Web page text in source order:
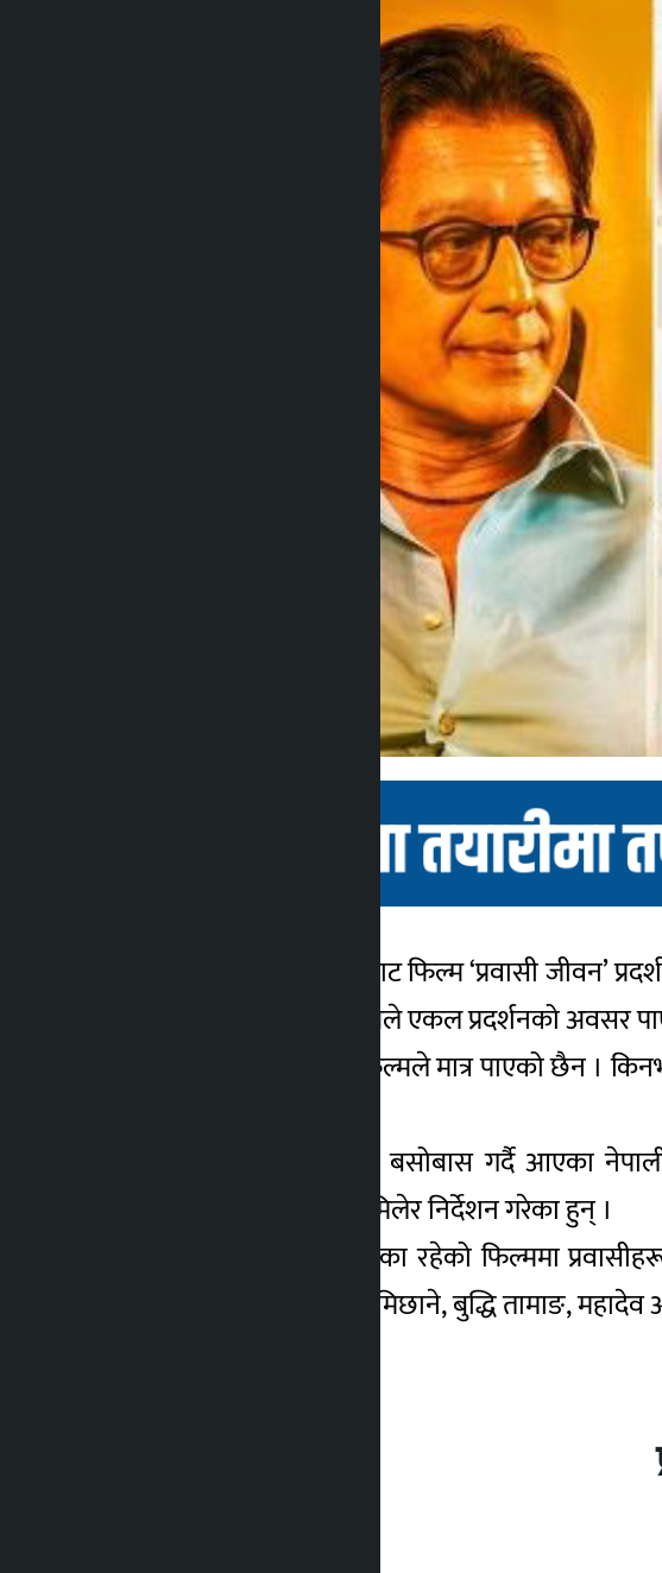
काठमाडौं । आज शुक्रबारबाट फिल्म ‘प्रवासी जीवन’
नदेखाएको कारण यो फिल्मले एकल प्रदर्शनको अवसर
यद्यपि, देशभरका हल यो फिल्मले मात्र पाएको छैन ।
‘प्रवासी जीवन’ अमेरिकामा बसोबास गर्दै आएका
अधिकारीले संयुक्त रूपमा मिलेर निर्देशन गरेका हुन् ।
राजेश हमालको मुख्य भूमिका रहेको फिल्ममा
राजेशको अलवा सरिता लामिछाने, बुद्धि तामाङ,